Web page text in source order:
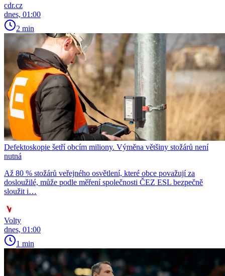
cdr.cz
dnes, 01:00
2 min
Defektoskopie šetří obcím miliony. Výměna většiny stožárů není
nutná
Až 80 % stožárů veřejného osvětlení, které obce považují za
dosloužilé, může podle měření společnosti ČEZ ESL bezpečně
sloužit i…
Volty
dnes, 01:00
1 min